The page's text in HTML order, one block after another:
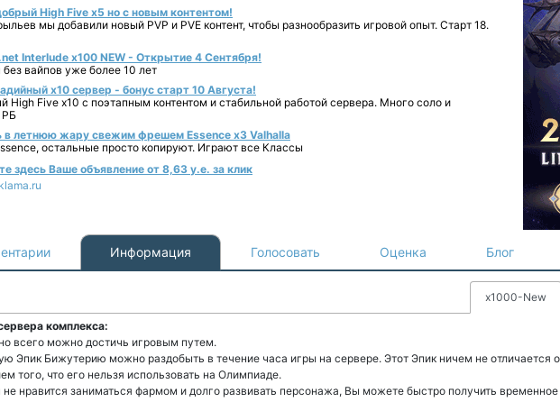
High Five x5 но с новым контентом!
мы добавили новый PVP и PVE контент, чтобы разнообразить игровой опыт. Старт 18.
Interlude х100 NEW - Открытие 4 Сентября!
вайпов уже более 10 лет
х10 сервер - бонус старт 10 Августа!
High Five x10 с поэтапным контентом и стабильной работой сервера. Много соло и
РБ
в летнюю жару свежим фрешем Essence x3 Valhalla
остальные просто копируют. Играют все Классы
здесь Ваше объявление от 8,63 у.е. за клик
Информация Голосовать Оценка Блог
x1000-New
комплекса:
всего можно достичь игровым путем.
Эпик Бижутерию можно раздобыть в течение часа игры на сервере. Этот Эпик ничем не отличается
того, что его нельзя использовать на Олимпиаде.
не нравится заниматься фармом и долго развивать персонажа, Вы можете быстро получить